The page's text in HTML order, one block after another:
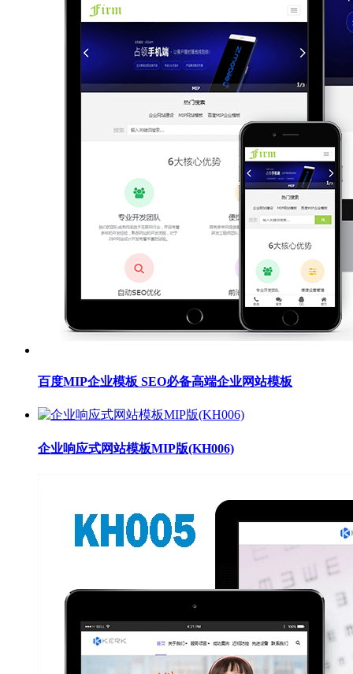
百度MIP企业模板 SEO必备高端企业网站模板
企业响应式网站模板MIP版(KH006)